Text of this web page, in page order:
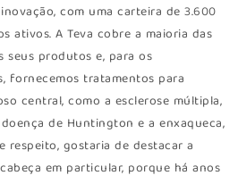
com uma carteira de 3.600
ativos. A Teva cobre a maioria das
seus produtos e, para os
fornecemos tratamentos para
central, como a esclerose múltipla,
de Huntington e a enxaqueca,
respeito, gostaria de destacar a
em particular, porque há anos